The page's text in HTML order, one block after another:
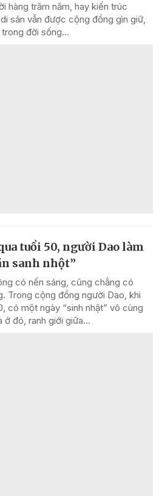
hàng trăm năm, hay kiến trúc
sản vẫn được cộng đồng gìn giữ,
đời sống...
tuổi 50, người Dao làm
sanh nhột”
có nến sáng, cũng chẳng có
Trong cộng đồng người Dao, khi
có một ngày “sinh nhật” vô cùng
đó, ranh giới giữa...